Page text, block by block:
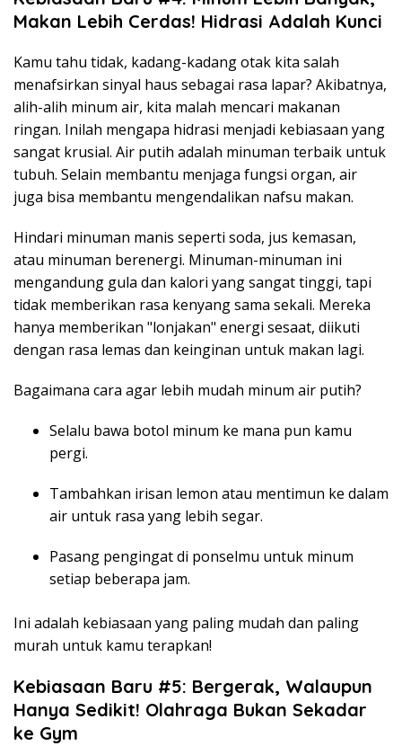
Makan Lebih Cerdas! Hidrasi Adalah Kunci
Kamu tahu tidak, kadang-kadang otak kita salah
menafsirkan sinyal haus sebagai rasa lapar? Akibatnya,
alih-alih minum air, kita malah mencari makanan
ringan. Inilah mengapa hidrasi menjadi kebiasaan yang
sangat krusial. Air putih adalah minuman terbaik untuk
tubuh. Selain membantu menjaga fungsi organ, air
juga bisa membantu mengendalikan nafsu makan.
Hindari minuman manis seperti soda, jus kemasan,
atau minuman berenergi. Minuman-minuman ini
mengandung gula dan kalori yang sangat tinggi, tapi
tidak memberikan rasa kenyang sama sekali. Mereka
hanya memberikan "lonjakan" energi sesaat, diikuti
dengan rasa lemas dan keinginan untuk makan lagi.
Bagaimana cara agar lebih mudah minum air putih?
Selalu bawa botol minum ke mana pun kamu
pergi.
Tambahkan irisan lemon atau mentimun ke dalam
air untuk rasa yang lebih segar.
Pasang pengingat di ponselmu untuk minum
setiap beberapa jam.
Ini adalah kebiasaan yang paling mudah dan paling
murah untuk kamu terapkan!
Kebiasaan Baru #5: Bergerak, Walaupun
Hanya Sedikit! Olahraga Bukan Sekadar
ke Gym